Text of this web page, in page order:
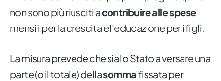
non sono più riusciti acontribuire alle spese
mensili per la crescita e l'educazione per i figli.
La misura prevede che sia lo Stato a versare una
parte (o il totale) dellasommafissata per